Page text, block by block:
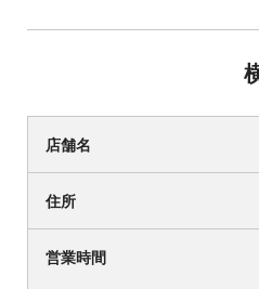
店舗名
住所
営業時間